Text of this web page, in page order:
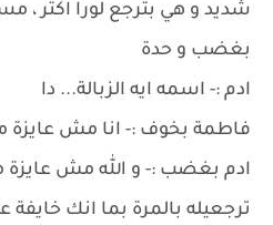
شديد و هي بترجع لورا اكتر ،
بغضب و حدة
ادم :- اسمه ايه الزبالة... دا
فاطمة بخوف :- انا مش عايزة
ادم بغضب :- و الله مش
ترجعيله بالمرة بما انك خايفة